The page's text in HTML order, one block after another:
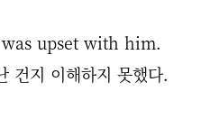
upset with him.
건지 이해하지 못했다.